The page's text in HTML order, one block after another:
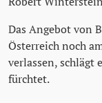
Das Angebot von
Österreich noch
verlassen, schlägt
fürchtet.